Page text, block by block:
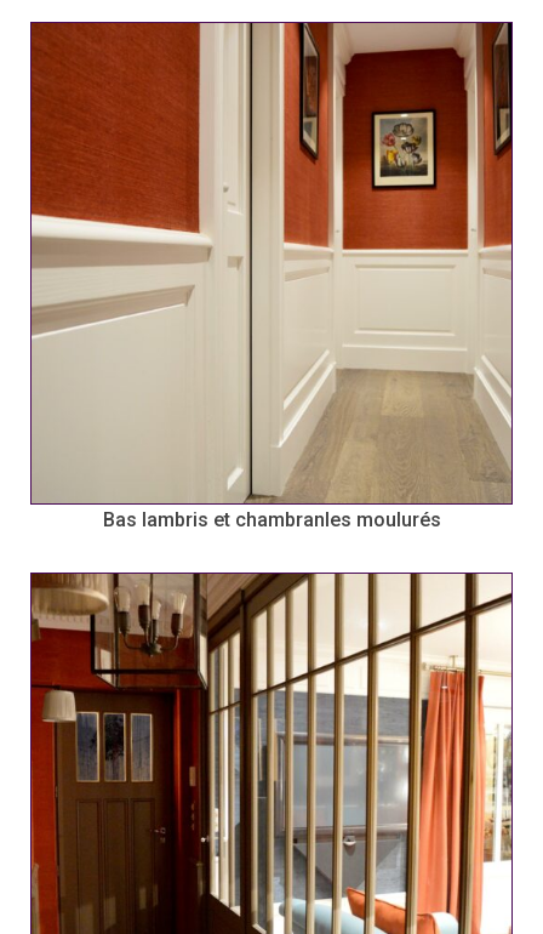
Bas lambris et chambranles moulurés